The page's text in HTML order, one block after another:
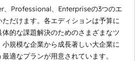
Professional、Enterpriseの3つのエ
だけます。各エディションは予算に
的な課題解決のためのさまざまなツ
規模な企業から成長著しい大企業に
適なプランが用意されています。